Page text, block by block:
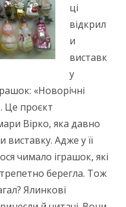
ці
відкрил
и
виставк
у
«Новорічні
. Це проєкт
Вірко, яка давно
Адже у її
чимало іграшок, які
берегла. Тож
Ялинкові